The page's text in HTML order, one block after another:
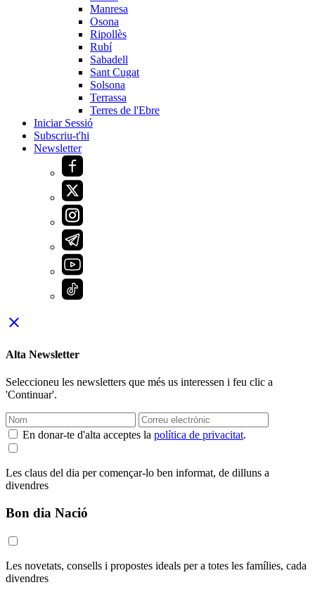
Manresa
Osona
Ripollès
Rubí
Sabadell
Sant Cugat
Solsona
Terrassa
Terres de l'Ebre
Iniciar Sessió
Subscriu-t'hi
Newsletter
close
Alta Newsletter
Seleccioneu les newsletters que més us interessen i feu clic a
'Continuar'.
En donar-te d'alta acceptes la política de privacitat.
Les claus del dia per començar-lo ben informat, de dilluns a
divendres
Bon dia Nació
Les novetats, consells i propostes ideals per a totes les famílies, cada
divendres